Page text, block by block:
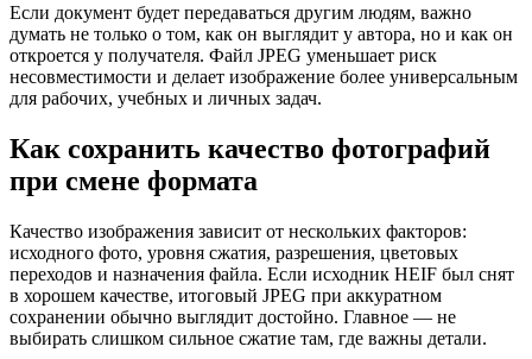
Если документ будет передаваться другим людям, важно
думать не только о том, как он выглядит у автора, но и как он
откроется у получателя. Файл JPEG уменьшает риск
несовместимости и делает изображение более универсальным
для рабочих, учебных и личных задач.
Как сохранить качество фотографий
при смене формата
Качество изображения зависит от нескольких факторов:
исходного фото, уровня сжатия, разрешения, цветовых
переходов и назначения файла. Если исходник HEIF был снят
в хорошем качестве, итоговый JPEG при аккуратном
сохранении обычно выглядит достойно. Главное — не
выбирать слишком сильное сжатие там, где важны детали.